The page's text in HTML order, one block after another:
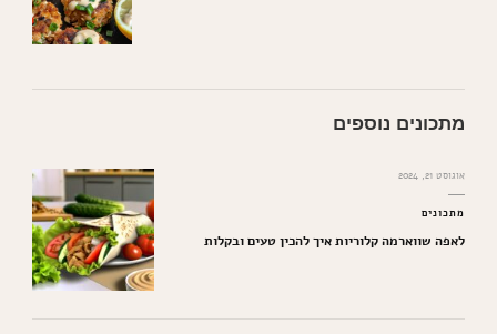
מתכונים נוספים
אוגוסט 21, 2024
מתכונים
לאפה שווארמה קלוריות איך להכין טעים ובקלות